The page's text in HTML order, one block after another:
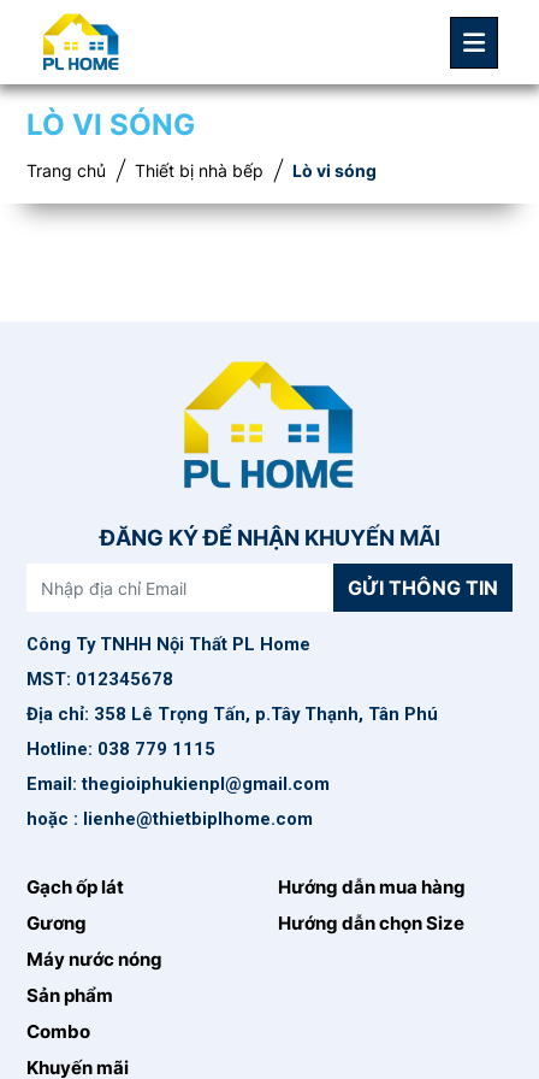
LÒ VI SÓNG
Trang chủ Thiết bị nhà bếp Lò vi sóng
ĐĂNG KÝ ĐỂ NHẬN KHUYẾN MÃI
GỬI THÔNG TIN
Công Ty TNHH Nội Thất PL Home
MST: 012345678
Địa chỉ: 358 Lê Trọng Tấn, p.Tây Thạnh, Tân Phú
Hotline: 038 779 1115
Email: thegioiphukienpl@gmail.com
hoặc : lienhe@thietbiplhome.com
Gạch ốp lát
Gương
Máy nước nóng
Sản phẩm
Combo
Khuyến mãi
Hướng dẫn mua hàng
Hướng dẫn chọn Size